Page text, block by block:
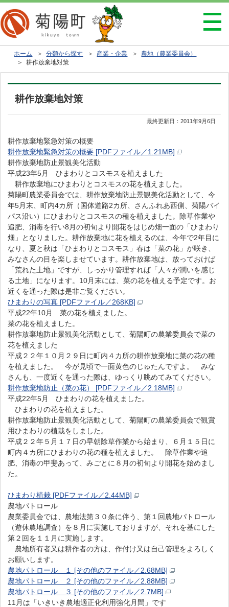
ホーム ＞分類から探す ＞ 産業・企業 ＞ 農地（農業委員会）
＞ 耕作放棄地対策
耕作放棄地対策
最終更新日：2011年9月6日
耕作放棄地緊急対策の概要
耕作放棄地緊急対策の概要 [PDFファイル／1.21MB]
耕作放棄地防止景観美化活動
平成23年5月 ひまわりとコスモスを植えました
耕作放棄地にひまわりとコスモスの花を植えました。
菊陽町農業委員会では、耕作放棄地防止景観美化活動として、今
年5月末、町内4カ所（国体道路2カ所、さんふれあ西側、菊陽バイ
パス沿い）にひまわりとコスモスの種を植えました。除草作業や
追肥、消毒を行い8月の初旬より開花をはじめ畑一面の「ひまわり
畑」となりました。耕作放棄地に花を植えるのは、今年で2年目に
なり、夏と秋は「ひまわりとコスモス」春は「菜の花」が咲き、
みなさんの目を楽しませています。耕作放棄地は、放っておけば
「荒れた土地」ですが、しっかり管理すれば「人々が潤いを感じ
る土地」になります。10月末には、菜の花を植える予定です。お
近くを通った際は是非ご覧ください。
ひまわりの写真 [PDFファイル／268KB]
平成22年10月 菜の花を植えました。
菜の花を植えました。
耕作放棄地防止景観美化活動として、菊陽町の農業委員会で菜の
花を植えました
平成２２年１０月２９日に町内４カ所の耕作放棄地に菜の花の種
を植えました。 今が見頃で一面黄色のじゅたんですよ。 みな
さんも、一度近くを通った際は、ゆっくり眺めてみてください。
耕作放棄地防止（菜の花） [PDFファイル／2.18MB]
平成22年5月 ひまわりの花を植えました。
ひまわりの花を植えました。
耕作放棄地防止景観美化活動として、菊陽町の農業委員会で観賞
用ひまわりの植栽をしました。
平成２２年５月１７日の早朝除草作業から始まり、６月１５日に
町内４カ所にひまわりの花の種を植えました。 除草作業や追
肥、消毒の甲斐あって、みごとに８月の初旬より開花を始めまし
た。
ひまわり植栽 [PDFファイル／2.44MB]
農地パトロール
農業委員会では、農地法第３０条に伴う、第１回農地パトロール
（遊休農地調査）を８月に実施しておりますが、それを基にした
第２回を１１月に実施します。
農地所有者又は耕作者の方は、作付け又は自己管理をよろしく
お願いします。
農地パトロール １ [その他のファイル／2.68MB]
農地パトロール ２ [その他のファイル／2.88MB]
農地パトロール ３ [その他のファイル／2.7MB]
11月は「いきいき農地適正化利用強化月間」です